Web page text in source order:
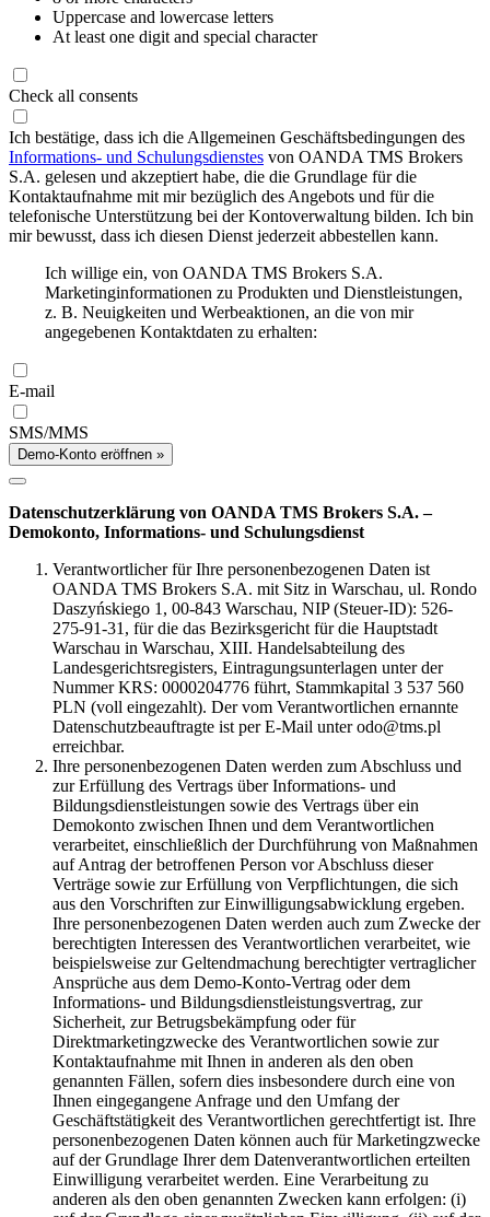
Uppercase and lowercase letters
At least one digit and special character
Check all consents
Ich bestätige, dass ich die Allgemeinen Geschäftsbedingungen des
Informations- und Schulungsdienstes von OANDA TMS Brokers
S.A. gelesen und akzeptiert habe, die die Grundlage für die
Kontaktaufnahme mit mir bezüglich des Angebots und für die
telefonische Unterstützung bei der Kontoverwaltung bilden. Ich bin
mir bewusst, dass ich diesen Dienst jederzeit abbestellen kann.
Ich willige ein, von OANDA TMS Brokers S.A.
Marketinginformationen zu Produkten und Dienstleistungen,
z. B. Neuigkeiten und Werbeaktionen, an die von mir
angegebenen Kontaktdaten zu erhalten:
E-mail
SMS/MMS
Demo-Konto eröffnen »
Datenschutzerklärung von OANDA TMS Brokers S.A. –
Demokonto, Informations- und Schulungsdienst
Verantwortlicher für Ihre personenbezogenen Daten ist
OANDA TMS Brokers S.A. mit Sitz in Warschau, ul. Rondo
Daszyńskiego 1, 00-843 Warschau, NIP (Steuer-ID): 526-
275-91-31, für die das Bezirksgericht für die Hauptstadt
Warschau in Warschau, XIII. Handelsabteilung des
Landesgerichtsregisters, Eintragungsunterlagen unter der
Nummer KRS: 0000204776 führt, Stammkapital 3 537 560
PLN (voll eingezahlt). Der vom Verantwortlichen ernannte
Datenschutzbeauftragte ist per E-Mail unter odo@tms.pl
erreichbar.
Ihre personenbezogenen Daten werden zum Abschluss und
zur Erfüllung des Vertrags über Informations- und
Bildungsdienstleistungen sowie des Vertrags über ein
Demokonto zwischen Ihnen und dem Verantwortlichen
verarbeitet, einschließlich der Durchführung von Maßnahmen
auf Antrag der betroffenen Person vor Abschluss dieser
Verträge sowie zur Erfüllung von Verpflichtungen, die sich
aus den Vorschriften zur Einwilligungsabwicklung ergeben.
Ihre personenbezogenen Daten werden auch zum Zwecke der
berechtigten Interessen des Verantwortlichen verarbeitet, wie
beispielsweise zur Geltendmachung berechtigter vertraglicher
Ansprüche aus dem Demo-Konto-Vertrag oder dem
Informations- und Bildungsdienstleistungsvertrag, zur
Sicherheit, zur Betrugsbekämpfung oder für
Direktmarketingzwecke des Verantwortlichen sowie zur
Kontaktaufnahme mit Ihnen in anderen als den oben
genannten Fällen, sofern dies insbesondere durch eine von
Ihnen eingegangene Anfrage und den Umfang der
Geschäftstätigkeit des Verantwortlichen gerechtfertigt ist. Ihre
personenbezogenen Daten können auch für Marketingzwecke
auf der Grundlage Ihrer dem Datenverantwortlichen erteilten
Einwilligung verarbeitet werden. Eine Verarbeitung zu
anderen als den oben genannten Zwecken kann erfolgen: (i)